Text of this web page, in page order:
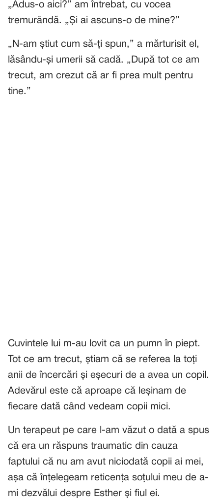
„Adus-o aici?” am întrebat, cu vocea
tremurândă. „Și ai ascuns-o de mine?”
„N-am știut cum să-ți spun,” a mărturisit el,
lăsându-și umerii să cadă. „După tot ce am
trecut, am crezut că ar fi prea mult pentru
tine.”
Cuvintele lui m-au lovit ca un pumn în piept.
Tot ce am trecut, știam că se referea la toți
anii de încercări și eșecuri de a avea un copil.
Adevărul este că aproape că leșinam de
fiecare dată când vedeam copii mici.
Un terapeut pe care l-am văzut o dată a spus
că era un răspuns traumatic din cauza
faptului că nu am avut niciodată copii ai mei,
așa că înțelegeam reticența soțului meu de a-
mi dezvălui despre Esther și fiul ei.